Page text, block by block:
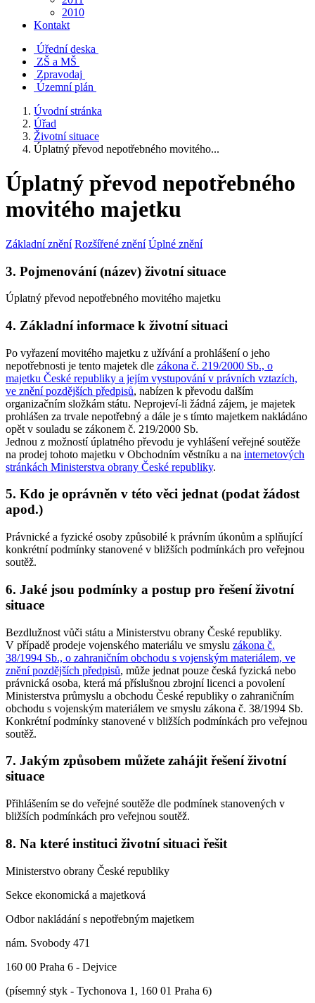
2010
Kontakt
Úřední deska
ZŠ a MŠ
Zpravodaj
Územní plán
Úvodní stránka
Úřad
Životní situace
Úplatný převod nepotřebného movitého...
Úplatný převod nepotřebného
movitého majetku
Základní znění Rozšířené znění Úplné znění
3. Pojmenování (název) životní situace
Úplatný převod nepotřebného movitého majetku
4. Základní informace k životní situaci
Po vyřazení movitého majetku z užívání a prohlášení o jeho
nepotřebnosti je tento majetek dle zákona č. 219/2000 Sb., o
majetku České republiky a jejím vystupování v právních vztazích,
ve znění pozdějších předpisů, nabízen k převodu dalším
organizačním složkám státu. Neprojeví-li žádná zájem, je majetek
prohlášen za trvale nepotřebný a dále je s tímto majetkem nakládáno
opět v souladu se zákonem č. 219/2000 Sb.
Jednou z možností úplatného převodu je vyhlášení veřejné soutěže
na prodej tohoto majetku v Obchodním věstníku a na internetových
stránkách Ministerstva obrany České republiky.
5. Kdo je oprávněn v této věci jednat (podat žádost
apod.)
Právnické a fyzické osoby způsobilé k právním úkonům a splňující
konkrétní podmínky stanovené v bližších podmínkách pro veřejnou
soutěž.
6. Jaké jsou podmínky a postup pro řešení životní
situace
Bezdlužnost vůči státu a Ministerstvu obrany České republiky.
V případě prodeje vojenského materiálu ve smyslu zákona č.
38/1994 Sb., o zahraničním obchodu s vojenským materiálem, ve
znění pozdějších předpisů, může jednat pouze česká fyzická nebo
právnická osoba, která má příslušnou zbrojní licenci a povolení
Ministerstva průmyslu a obchodu České republiky o zahraničním
obchodu s vojenským materiálem ve smyslu zákona č. 38/1994 Sb.
Konkrétní podmínky stanovené v bližších podmínkách pro veřejnou
soutěž.
7. Jakým způsobem můžete zahájit řešení životní
situace
Přihlášením se do veřejné soutěže dle podmínek stanovených v
bližších podmínkách pro veřejnou soutěž.
8. Na které instituci životní situaci řešit
Ministerstvo obrany České republiky
Sekce ekonomická a majetková
Odbor nakládání s nepotřebným majetkem
nám. Svobody 471
160 00 Praha 6 - Dejvice
(písemný styk - Tychonova 1, 160 01 Praha 6)